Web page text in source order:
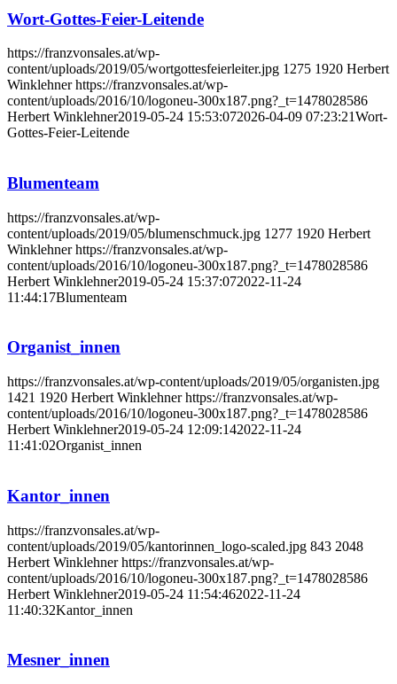
Wort-Gottes-Feier-Leitende
https://franzvonsales.at/wp-
content/uploads/2019/05/wortgottesfeierleiter.jpg 1275 1920 Herbert
Winklehner https://franzvonsales.at/wp-
content/uploads/2016/10/logoneu-300x187.png?_t=1478028586
Herbert Winklehner2019-05-24 15:53:072026-04-09 07:23:21Wort-
Gottes-Feier-Leitende
Blumenteam
https://franzvonsales.at/wp-
content/uploads/2019/05/blumenschmuck.jpg 1277 1920 Herbert
Winklehner https://franzvonsales.at/wp-
content/uploads/2016/10/logoneu-300x187.png?_t=1478028586
Herbert Winklehner2019-05-24 15:37:072022-11-24
11:44:17Blumenteam
Organist_innen
https://franzvonsales.at/wp-content/uploads/2019/05/organisten.jpg
1421 1920 Herbert Winklehner https://franzvonsales.at/wp-
content/uploads/2016/10/logoneu-300x187.png?_t=1478028586
Herbert Winklehner2019-05-24 12:09:142022-11-24
11:41:02Organist_innen
Kantor_innen
https://franzvonsales.at/wp-
content/uploads/2019/05/kantorinnen_logo-scaled.jpg 843 2048
Herbert Winklehner https://franzvonsales.at/wp-
content/uploads/2016/10/logoneu-300x187.png?_t=1478028586
Herbert Winklehner2019-05-24 11:54:462022-11-24
11:40:32Kantor_innen
Mesner_innen